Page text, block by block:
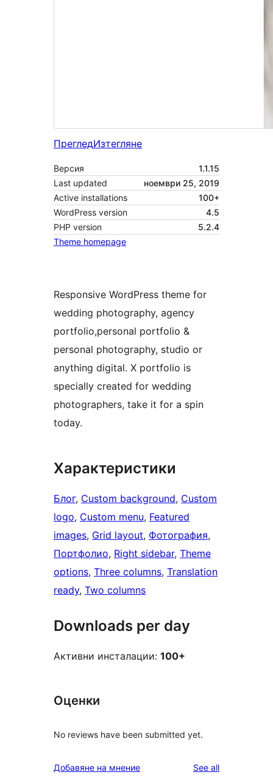
ПрегледИзтегляне
Версия
1.1.15
Last updated
ноември 25, 2019
Active installations
100+
WordPress version
4.5
PHP version
5.2.4
Theme homepage
Responsive WordPress theme for
wedding photography, agency
portfolio,personal portfolio &
personal photography, studio or
anything digital. X portfolio is
specially created for wedding
photographers, take it for a spin
today.
Характеристики
Блог, Custom background, Custom
logo, Custom menu, Featured
images, Grid layout, Фотография
Портфолио, Right sidebar, Theme
options, Three columns, Translation
ready, Two columns
Downloads per day
Активни инсталации: 100+
Оценки
No reviews have been submitted yet.
Добавяне на мнение See allreviews